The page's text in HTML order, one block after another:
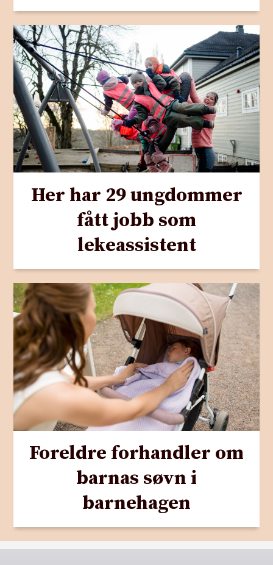
Her har 29 ungdommer
fått jobb som
lekeassistent
Foreldre forhandler om
barnas søvn i
barnehagen